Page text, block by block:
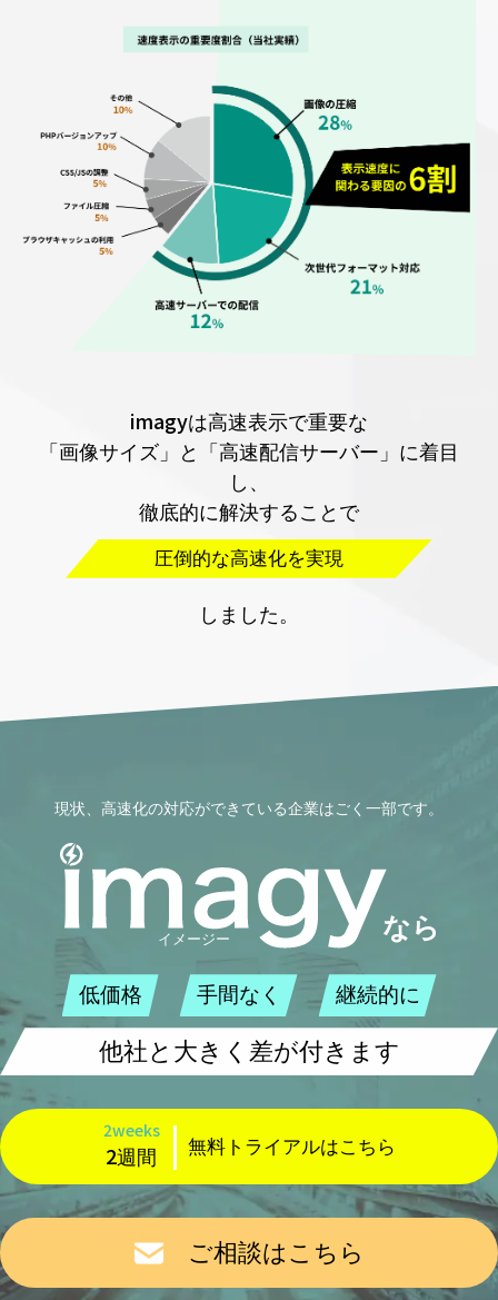
imagyは高速表示で重要な
「画像サイズ」と「高速配信サーバー」に着目
し、
徹底的に解決することで
圧倒的な高速化を実現
しました。
現状、高速化の対応ができている企業はごく一部です。
低価格 手間なく 継続的に
他社と大きく差が付きます
2weeks
2週間 無料トライアルはこちら
ご相談はこちら